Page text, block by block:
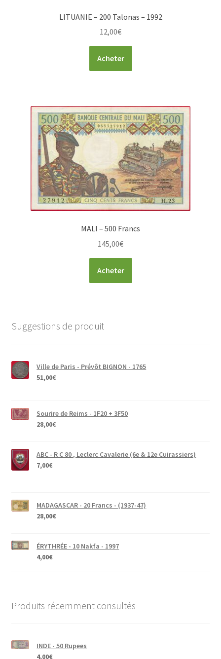
LITUANIE – 200 Talonas – 1992
12,00€
Acheter
MALI – 500 Francs
145,00€
Acheter
Suggestions de produit
Ville de Paris - Prévôt BIGNON - 1765
51,00€
Sourire de Reims - 1F20 + 3F50
28,00€
ABC - R C 80 , Leclerc Cavalerie (6e & 12e Cuirassiers)
7,00€
MADAGASCAR - 20 Francs - (1937-47)
28,00€
ÉRYTHRÉE - 10 Nakfa - 1997
4,00€
Produits récemment consultés
INDE - 50 Rupees
4,00€